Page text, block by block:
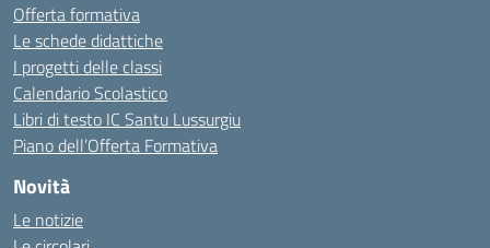
Offerta formativa
Le schede didattiche
I progetti delle classi
Calendario Scolastico
Libri di testo IC Santu Lussurgiu
Piano dell’Offerta Formativa
Novità
Le notizie